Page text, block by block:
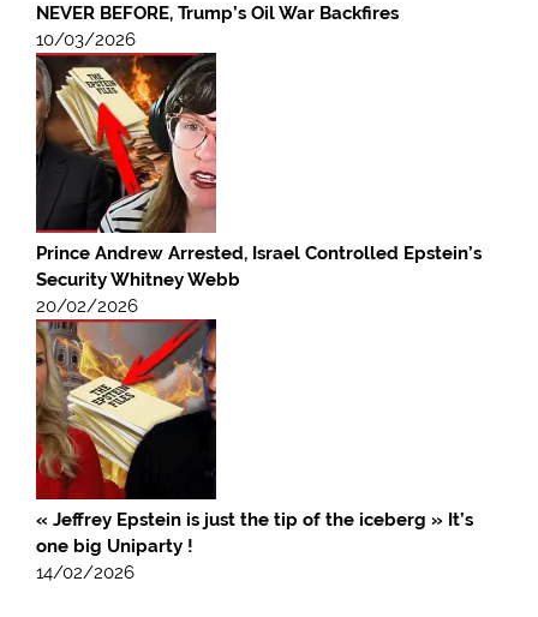
NEVER BEFORE, Trump’s Oil War Backfires
10/03/2026
Prince Andrew Arrested, Israel Controlled Epstein’s
Security Whitney Webb
20/02/2026
« Jeffrey Epstein is just the tip of the iceberg » It’s
one big Uniparty !
14/02/2026